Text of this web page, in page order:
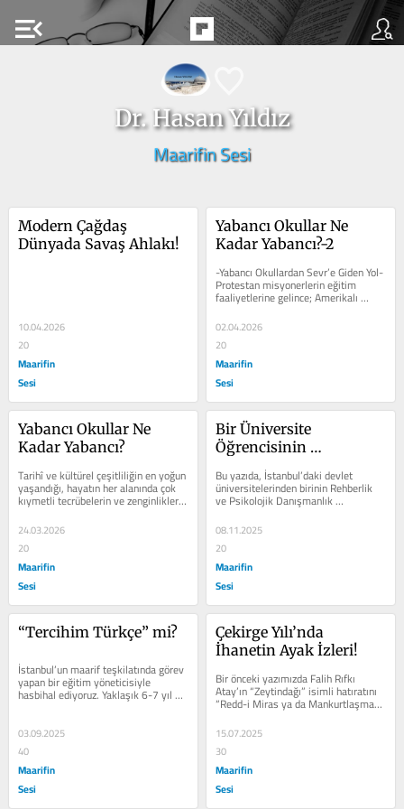
menu_open
Dr. Hasan Yıldız
Maarifin Sesi
Modern Çağdaş
Dünyada Savaş Ahlakı!
10.04.2026
20
Maarifin
Sesi
Yabancı Okullar Ne
Kadar Yabancı?-2
-Yabancı Okullardan Sevr’e Giden Yol-
Protestan misyonerlerin eğitim
faaliyetlerine gelince; Amerikalı
misyonerler 1820 yılında Beyrut ve...
02.04.2026
20
Maarifin
Sesi
Yabancı Okullar Ne
Kadar Yabancı?
Tarihî ve kültürel çeşitliliğin en yoğun
yaşandığı, hayatın her alanında çok
kıymetli tecrübelerin ve zenginliklerin
kaydedildiği bir...
24.03.2026
20
Maarifin
Sesi
Bir Üniversite
Öğrencisinin
Kaleminden Eğitim
Sisteminin Dehlizlerine
Dair!
Bu yazıda, İstanbul’daki devlet
üniversitelerinden birinin Rehberlik
ve Psikolojik Danışmanlık
Bölümünün ikinci sınıfında eğitim...
08.11.2025
20
Maarifin
Sesi
“Tercihim Türkçe” mi?
İstanbul’un maarif teşkilatında görev
yapan bir eğitim yöneticisiyle
hasbihal ediyoruz. Yaklaşık 6-7 yıl
önce hayata geçirilen...
03.09.2025
40
Maarifin
Sesi
Çekirge Yılı’nda
İhanetin Ayak İzleri!
Bir önceki yazımızda Falih Rıfkı
Atay’ın “Zeytindağı” isimli hatıratını
“Redd-i Miras ya da Mankurtlaşma”
bağlamında ele alıp...
15.07.2025
30
Maarifin
Sesi